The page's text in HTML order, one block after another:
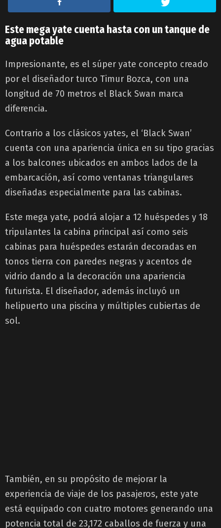
Este mega yate cuenta hasta con un tanque de
agua potable
Impresionante, es el súper yate concepto creado
por el diseñador turco Timur Bozca, con una
longitud de 70 metros el Black Swan marca
diferencia.
Contrario a los clásicos yates, el ‘Black Swan’
cuenta con una apariencia única en su tipo gracias
a los balcones ubicados en ambos lados de la
embarcación, así como ventanas triangulares
diseñadas especialmente para las cabinas.
Este mega yate, podrá alojar a 12 huéspedes y 18
tripulantes la cabina principal así como seis
cabinas para huéspedes estarán decoradas en
tonos tierra con paredes negras y acentos de
vidrio dando a la decoración una apariencia
futurista. El diseñador, además incluyó un
helipuerto una piscina y múltiples cubiertas de
sol.
También, en su propósito de mejorar la
experiencia de viaje de los pasajeros, este yate
está equipado con cuatro motores generando una
potencia total de 23,172 caballos de fuerza y una